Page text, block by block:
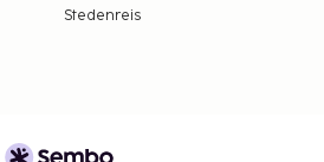
Stedenreis